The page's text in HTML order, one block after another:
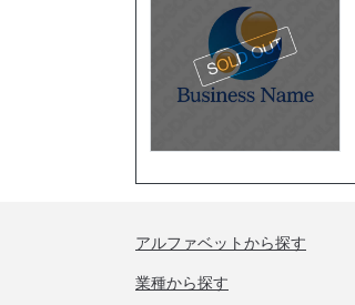
アルファベットから探す
業種から探す